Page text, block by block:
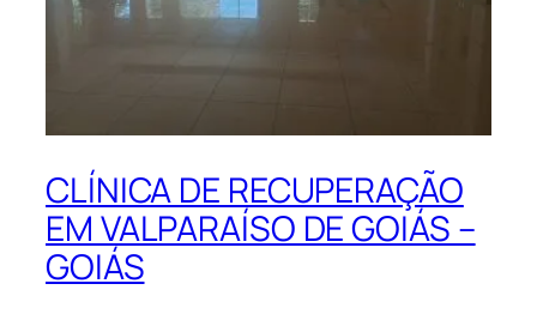
CLÍNICA DE RECUPERAÇÃO
EM VALPARAÍSO DE GOIÁS –
GOIÁS